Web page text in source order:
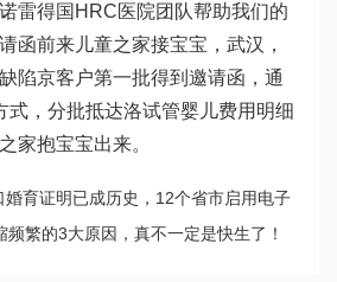
诺雷得国HRC医院团队帮助我们的
函前来儿童之家接宝宝，武汉，
陷京客户第一批得到邀请函，通
式，分批抵达洛试管婴儿费用明细
家抱宝宝出来。
婚育证明已成历史，12个省市启用电子
频繁的3大原因，真不一定是快生了！